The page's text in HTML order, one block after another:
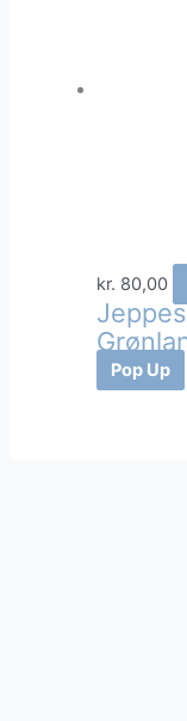
kr. 80,00
Pop Up